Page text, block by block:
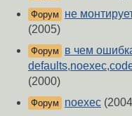
Форум
не
(2005)
Форум
в чем
(2000)
Форум noexec